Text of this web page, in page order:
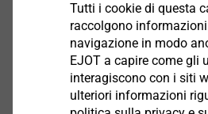
Vite per serramenti S-4,2x13
2225413607
Vite per serramenti S-4,2x16
Tutti i cookie di questa
raccolgono
navigazione in modo
EJOT a capire come gli
interagiscono con i siti
ulteriori informazioni